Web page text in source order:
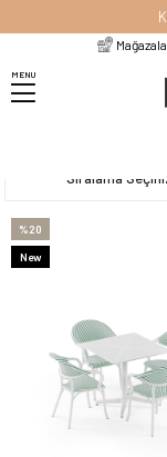
MENU
Sort
%20
New